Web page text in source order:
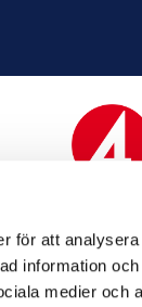
för att
information
medier och